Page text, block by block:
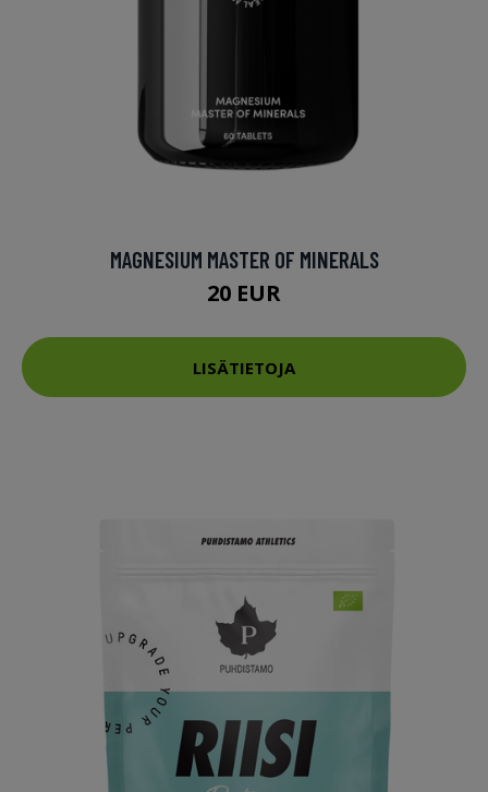
MAGNESIUM MASTER OF MINERALS
20 EUR
LISÄTIETOJA